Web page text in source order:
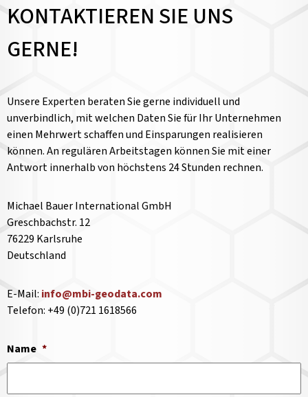
KONTAKTIEREN SIE UNS
GERNE!
Unsere Experten beraten Sie gerne individuell und
unverbindlich, mit welchen Daten Sie für Ihr Unternehmen
einen Mehrwert schaffen und Einsparungen realisieren
können. An regulären Arbeitstagen können Sie mit einer
Antwort innerhalb von höchstens 24 Stunden rechnen.
Michael Bauer International GmbH
Greschbachstr. 12
76229 Karlsruhe
Deutschland
E-Mail: info@mbi-geodata.com
Telefon: +49 (0)721 1618566
Name *